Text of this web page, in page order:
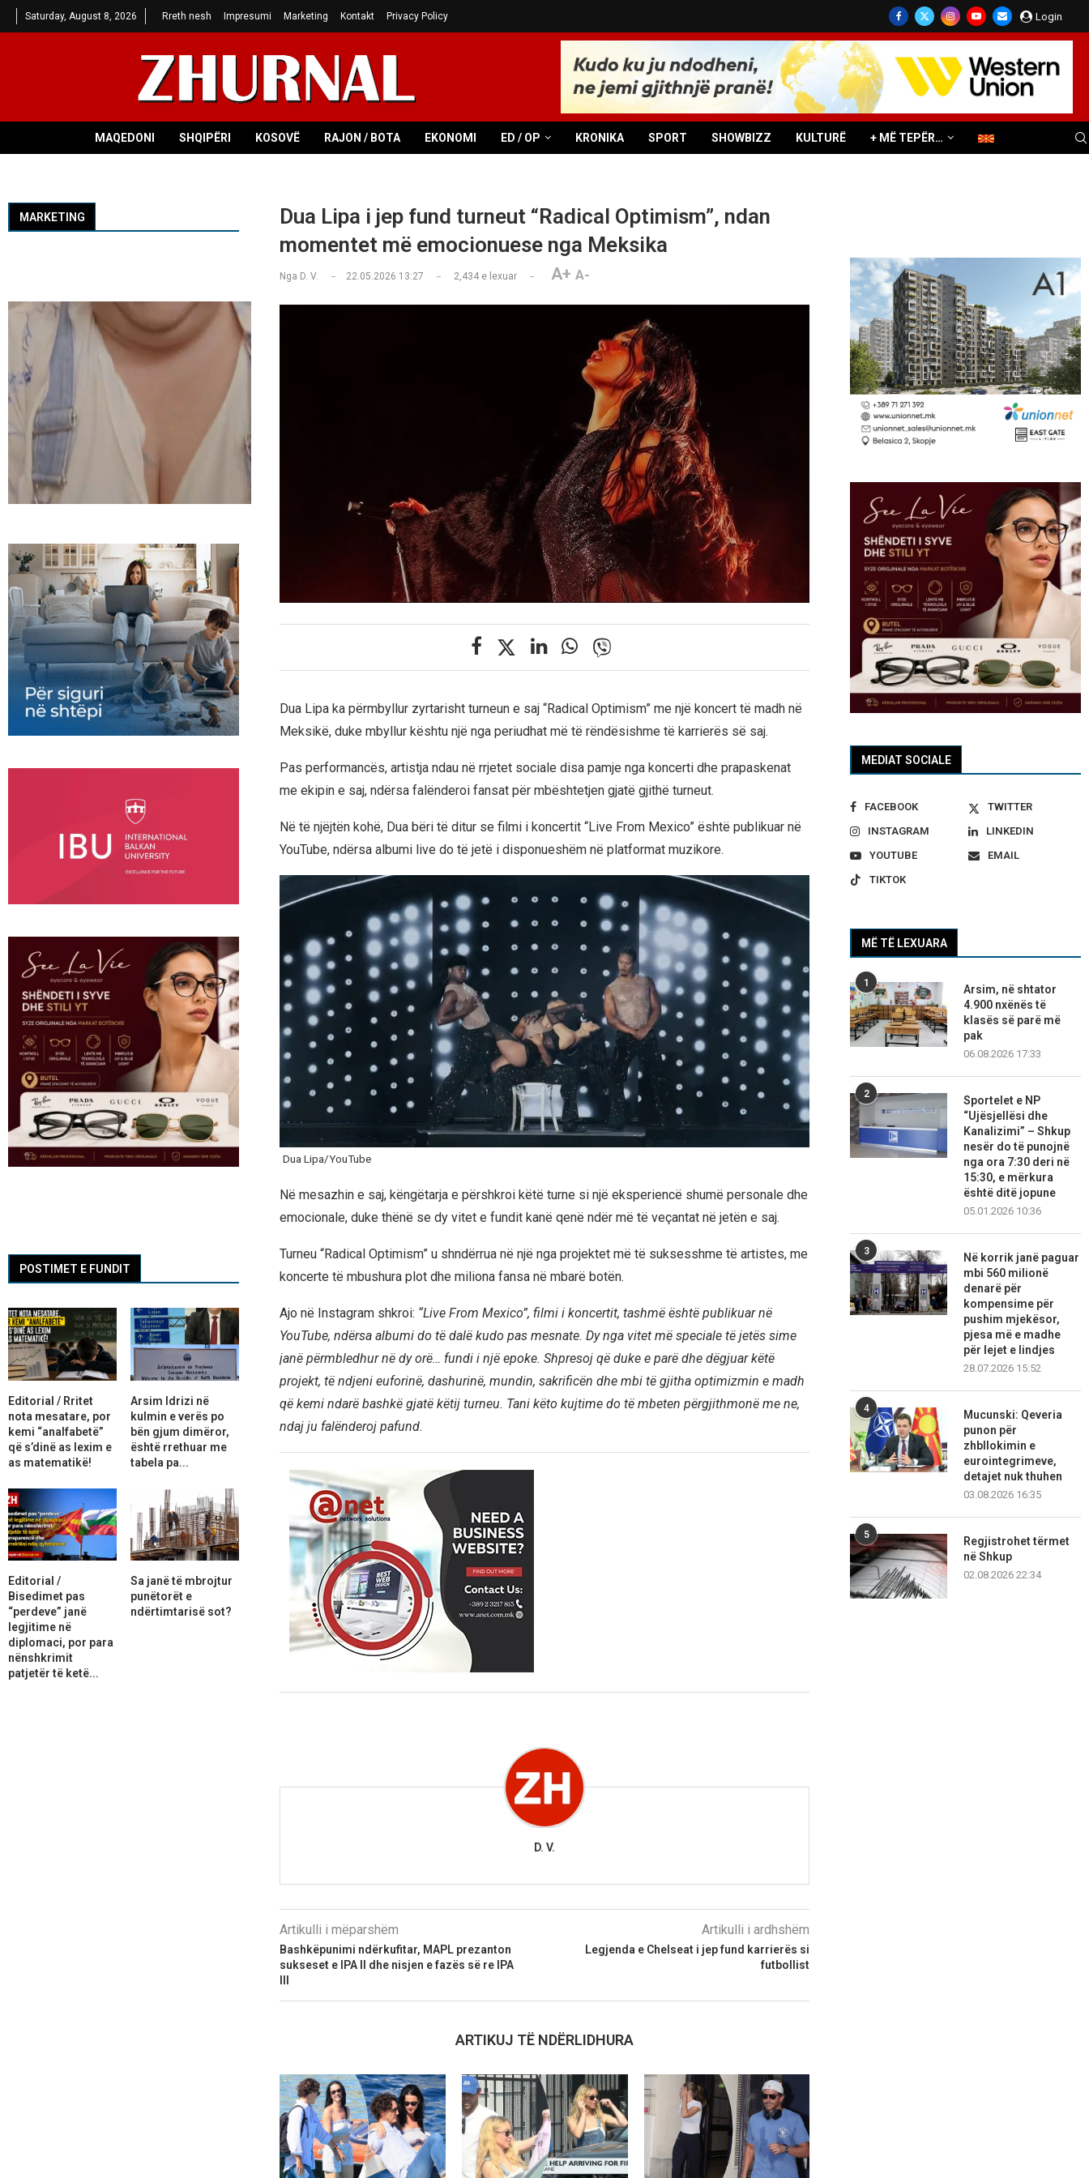
Saturday, August 8, 2026 Rreth nesh Impresumi Marketing Kontakt Privacy Policy Login
MAQEDONI SHQIPËRI KOSOVË RAJON / BOTA EKONOMI ED / OP KRONIKA SPORT SHOWBIZZ KULTURË + MË TEPËR…
Dua Lipa i jep fund turneut “Radical Optimism”, ndan
momentet më emocionuese nga Meksika
Nga D. V. 22.05.2026 13:27 2,434e lexuar A+ A-
Dua Lipa ka përmbyllur zyrtarisht turneun e saj “Radical Optimism” me një koncert të madh në
Meksikë, duke mbyllur kështu një nga periudhat më të rëndësishme të karrierës së saj.
Pas performancës, artistja ndau në rrjetet sociale disa pamje nga koncerti dhe prapaskenat
me ekipin e saj, ndërsa falënderoi fansat për mbështetjen gjatë gjithë turneut.
Në të njëjtën kohë, Dua bëri të ditur se filmi i koncertit “Live From Mexico” është publikuar në
YouTube, ndërsa albumi live do të jetë i disponueshëm në platformat muzikore.
Dua Lipa/YouTube
Në mesazhin e saj, këngëtarja e përshkroi këtë turne si një eksperiencë shumë personale dhe
emocionale, duke thënë se dy vitet e fundit kanë qenë ndër më të veçantat në jetën e saj.
Turneu “Radical Optimism” u shndërrua në një nga projektet më të suksesshme të artistes, me
koncerte të mbushura plot dhe miliona fansa në mbarë botën.
Ajo në Instagram shkroi: “Live From Mexico”, filmi i koncertit, tashmë është publikuar në
YouTube, ndërsa albumi do të dalë kudo pas mesnate. Dy nga vitet më speciale të jetës sime
janë përmbledhur në dy orë… fundi i një epoke. Shpresoj që duke e parë dhe dëgjuar këtë
projekt, të ndjeni euforinë, dashurinë, mundin, sakrificën dhe mbi të gjitha optimizmin e madh
që kemi ndarë bashkë gjatë këtij turneu. Tani këto kujtime do të mbeten përgjithmonë me ne,
ndaj ju falënderoj pafund.
D. V.
Artikulli i mëparshëm
Bashkëpunimi ndërkufitar, MAPL prezanton
sukseset e IPA II dhe nisjen e fazës së re IPA
Artikulli i ardhshëm
Legjenda e Chelseat i jep fund karrierës si
futbollist
ARTIKUJ TË NDËRLIDHURA
MEDIAT SOCIALE
FACEBOOK
TWITTER
INSTAGRAM
LINKEDIN
YOUTUBE
EMAIL
TIKTOK
MË TË LEXUARA
1
Arsim, në shtator
4.900 nxënës të
klasës së parë më
pak
06.08.2026 17:33
2
Sportelet e NP
“Ujësjellësi dhe
Kanalizimi” – Shkup
nesër do të punojnë
nga ora 7:30 deri në
15:30, e mërkura
është ditë jopune
05.01.2026 10:36
3
Në korrik janë paguar
mbi 560 milionë
denarë për
kompensime për
pushim mjekësor,
pjesa më e madhe
për lejet e lindjes
28.07.2026 15:52
4
Mucunski: Qeveria
punon për
zhbllokimin e
eurointegrimeve,
detajet nuk thuhen
03.08.2026 16:35
5
Regjistrohet tërmet
në Shkup
02.08.2026 22:34
MARKETING
POSTIMET E FUNDIT
Editorial / Rritet
nota mesatare, por
kemi “analfabetë”
që s’dinë as lexim e
as matematikë!
Arsim Idrizi në
kulmin e verës po
bën gjum dimëror,
është rrethuar me
tabela pa...
Editorial /
Bisedimet pas
“perdeve” janë
legjitime në
diplomaci, por para
nënshkrimit
patjetër të ketë...
Sa janë të mbrojtur
punëtorët e
ndërtimtarisë sot?